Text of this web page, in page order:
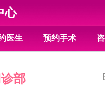
心
医生 预约手术
部